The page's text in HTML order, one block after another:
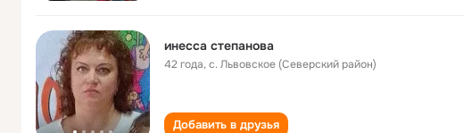
инесса степанова
42 года,с. Львовское (Северский район)
Добавить в друзья